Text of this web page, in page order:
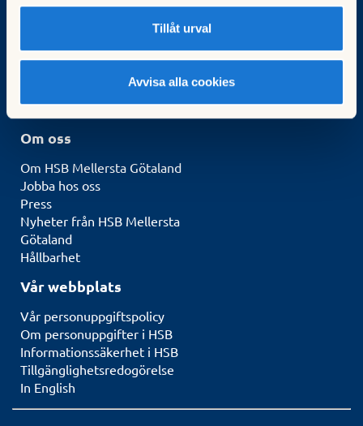
Tillåt urval
Avvisa alla cookies
Kurser för styrelseledamöter
Logga in i Mitt HSB
Om oss
Om HSB Mellersta Götaland
Jobba hos oss
Press
Nyheter från HSB Mellersta
Götaland
Hållbarhet
Vår webbplats
Vår personuppgiftspolicy
Om personuppgifter i HSB
Informationssäkerhet i HSB
Tillgänglighetsredogörelse
In English